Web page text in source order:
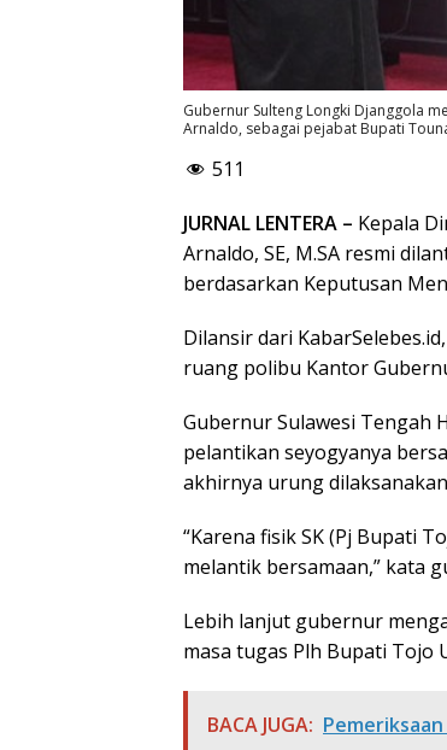
Gubernur Sulteng Longki Djanggola
Arnaldo, sebagai pejabat Bupati
511
JURNAL LENTERA – Kepala
Arnaldo, SE, M.SA resmi
berdasarkan Keputusan
Dilansir dari
ruang polibu Kantor
Gubernur Sulawesi Tengah
pelantikan seyogyanya
akhirnya urung
“Karena fisik SK (Pj Bupati
melantik bersamaan,” kata
Lebih lanjut gubernur
masa tugas Plh Bupati Tojo
BACA JUGA: